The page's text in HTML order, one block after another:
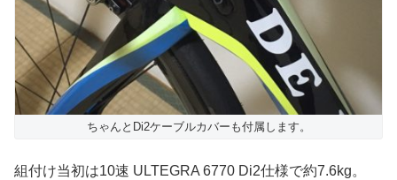
ちゃんとDi2ケーブルカバーも付属します。
組付け当初は10速 ULTEGRA 6770 Di2仕様で約7.6kg。